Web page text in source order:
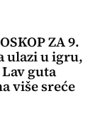
ZA 9.
ulazi u igru,
guta
više sreće